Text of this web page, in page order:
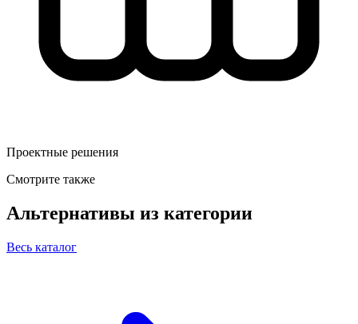
Проектные решения
Смотрите также
Альтернативы из категории
Весь каталог